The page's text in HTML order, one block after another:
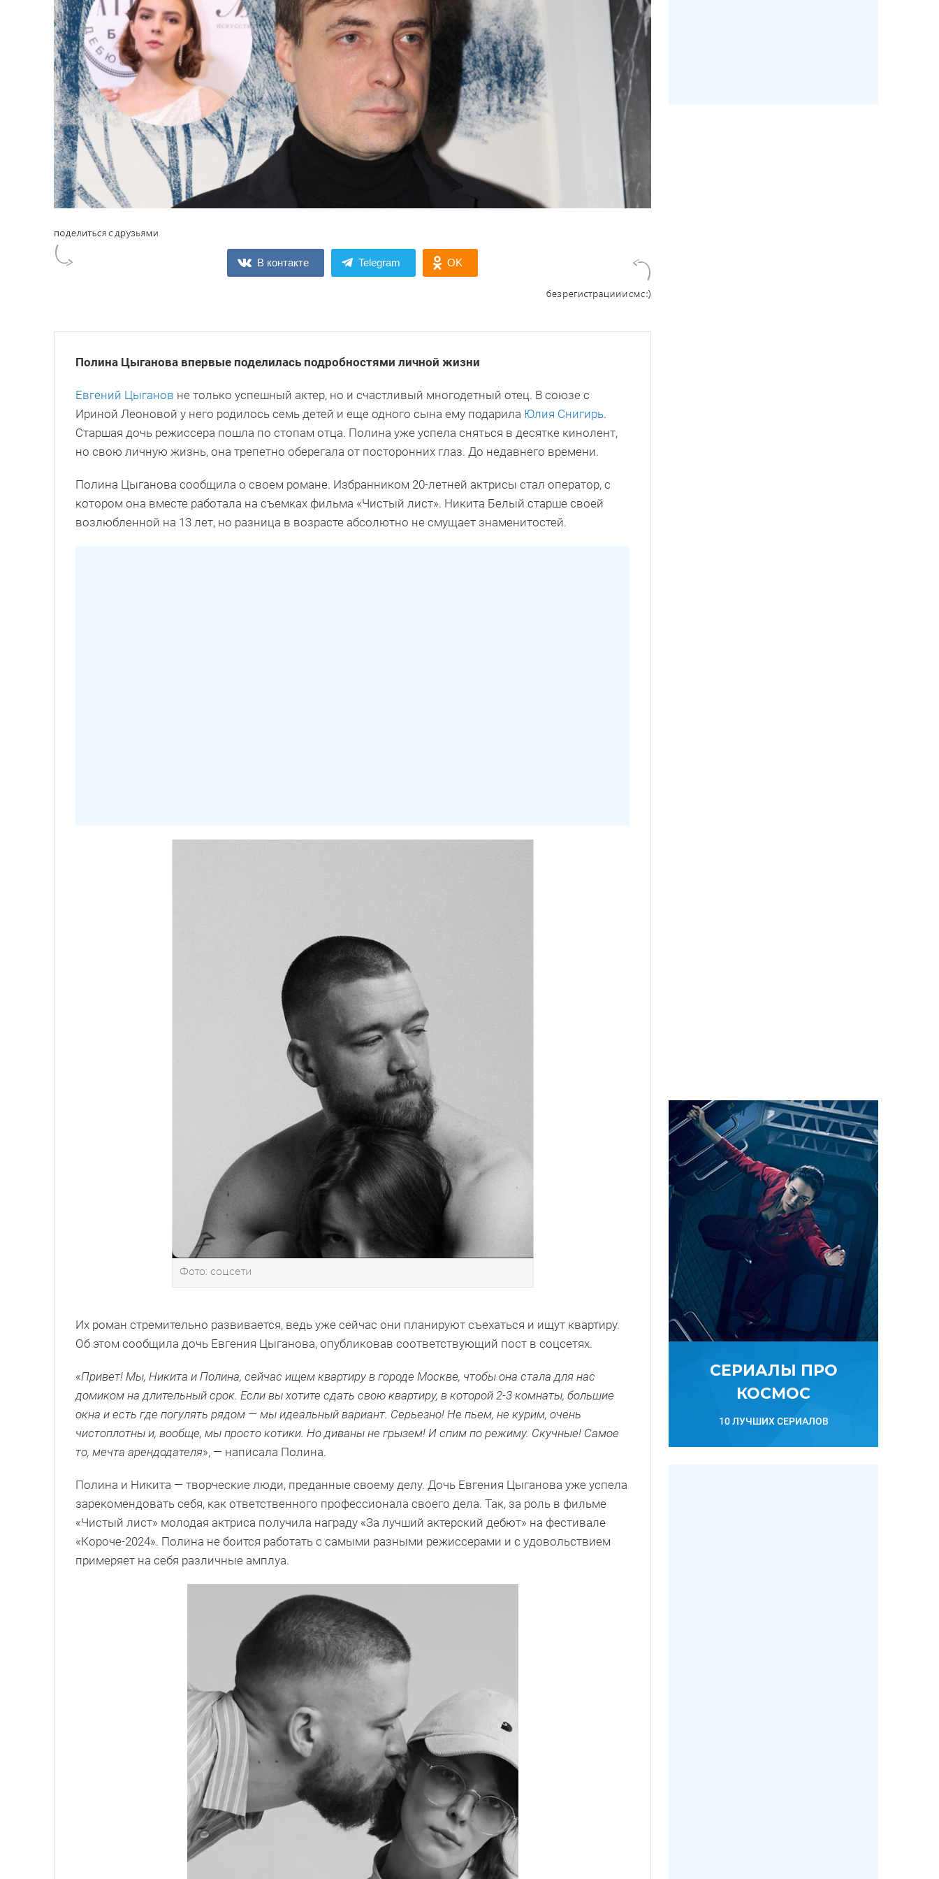
В контакте Telegram OK
Полина Цыганова впервые поделилась подробностями личной жизни
Евгений Цыганов не только успешный актер, но и счастливый многодетный отец. В союзе с
Ириной Леоновой у него родилось семь детей и еще одного сына ему подарила Юлия Снигирь.
Старшая дочь режиссера пошла по стопам отца. Полина уже успела сняться в десятке кинолент,
но свою личную жизнь, она трепетно оберегала от посторонних глаз. До недавнего времени.
Полина Цыганова сообщила о своем романе. Избранником 20-летней актрисы стал оператор, с
котором она вместе работала на съемках фильма «Чистый лист». Никита Белый старше своей
возлюбленной на 13 лет, но разница в возрасте абсолютно не смущает знаменитостей.
Фото: соцсети
Их роман стремительно развивается, ведь уже сейчас они планируют съехаться и ищут квартиру.
Об этом сообщила дочь Евгения Цыганова, опубликовав соответствующий пост в соцсетях.
«Привет! Мы, Никита и Полина, сейчас ищем квартиру в городе Москве, чтобы она стала для нас
домиком на длительный срок. Если вы хотите сдать свою квартиру, в которой 2-3 комнаты, большие
окна и есть где погулять рядом — мы идеальный вариант. Серьезно! Не пьем, не курим, очень
чистоплотны и, вообще, мы просто котики. Но диваны не грызем! И спим по режиму. Скучные! Самое
то, мечта арендодателя», — написала Полина.
Полина и Никита — творческие люди, преданные своему делу. Дочь Евгения Цыганова уже успела
зарекомендовать себя, как ответственного профессионала своего дела. Так, за роль в фильме
«Чистый лист» молодая актриса получила награду «За лучший актерский дебют» на фестивале
«Короче-2024». Полина не боится работать с самыми разными режиссерами и с удовольствием
примеряет на себя различные амплуа.
СЕРИАЛЫ ПРО
КОСМОС
10 ЛУЧШИХ СЕРИАЛОВ